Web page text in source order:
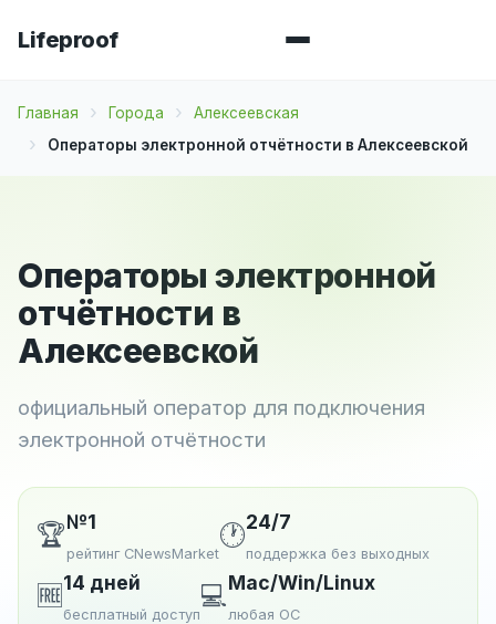
Lifeproof
Главная Города
Алексеевская
Операторы электронной отчётности в Алексеевской
Операторы электронной
отчётности в
Алексеевской
официальный оператор для подключения
электронной отчётности
🏆№1
рейтинг CNewsMarket
🕐24/7
поддержка без выходных
🆓14 дней
бесплатный доступ
💻Mac/Win/Linux
любая ОС